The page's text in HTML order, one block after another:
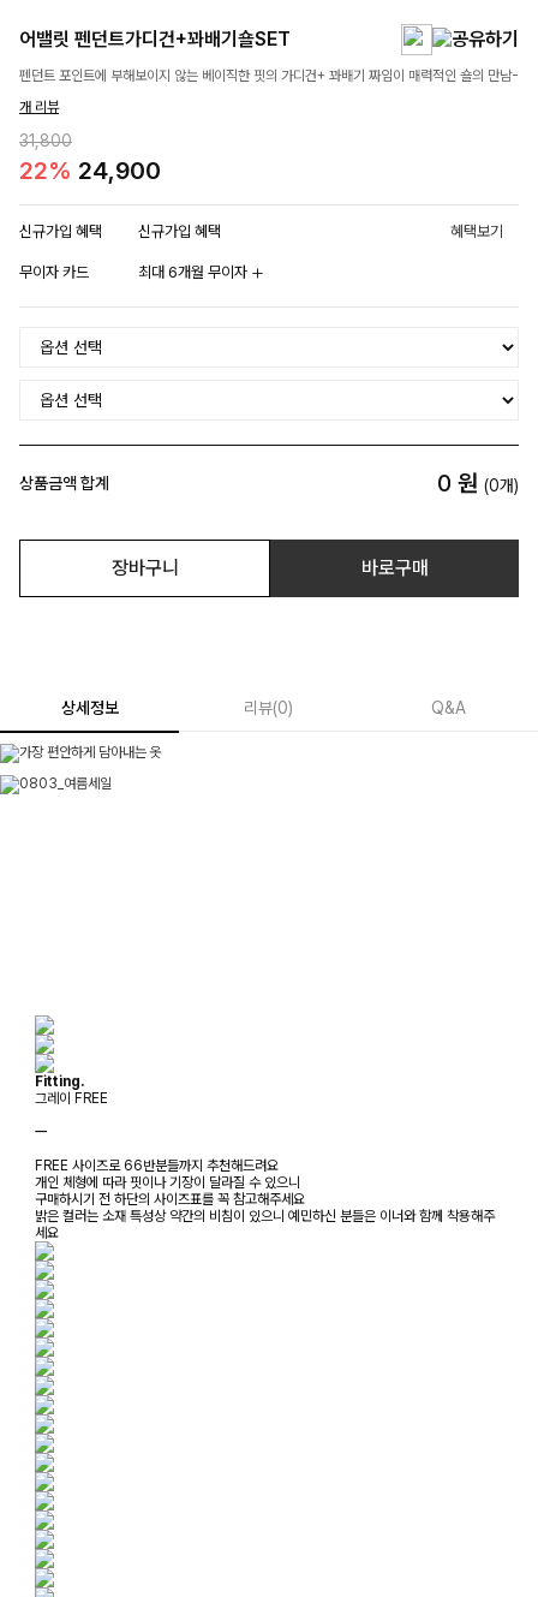
어밸릿 펜던트가디건+꽈배기숄SET
펜던트 포인트에 부해보이지 않는 베이직한 핏의 가디건+ 꽈배기 짜임이 매력적인 숄의 만남-
개 리뷰
31,800
22% 24,900
신규가입 혜택 신규가입 혜택 혜택보기
무이자 카드 최대 6개월 무이자
상품금액 합계 0 원 (0개)
장바구니 바로구매
상세정보 리뷰(0) Q&A
Fitting.
그레이 FREE
ㅡ
FREE 사이즈로 66반분들까지 추천해드려요
개인 체형에 따라 핏이나 기장이 달라질 수 있으니
구매하시기 전 하단의 사이즈표를 꼭 참고해주세요
밝은 컬러는 소재 특성상 약간의 비침이 있으니 예민하신 분들은 이너와 함께 착용해주
세요